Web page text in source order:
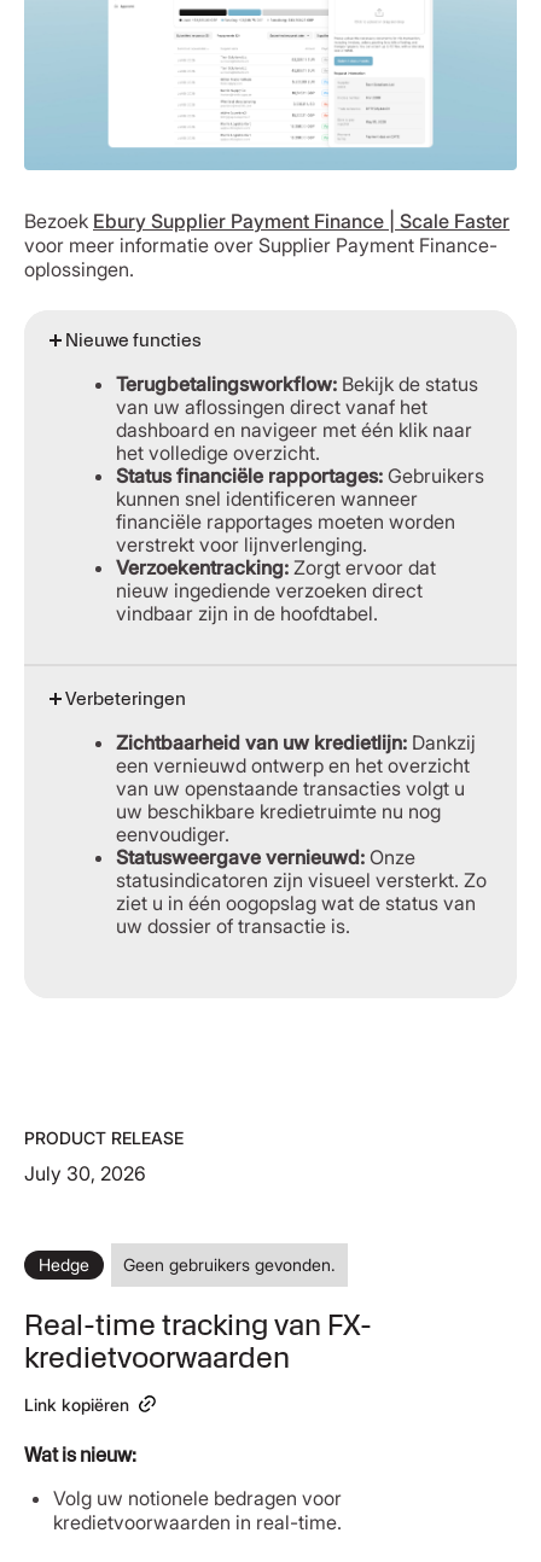
Bezoek Ebury Supplier Payment Finance | Scale Faster
voor meer informatie over Supplier Payment Finance-
oplossingen.
Nieuwe functies
Terugbetalingsworkflow: Bekijk de status
van uw aflossingen direct vanaf het
dashboard en navigeer met één klik naar
het volledige overzicht.
Status financiële rapportages: Gebruikers
kunnen snel identificeren wanneer
financiële rapportages moeten worden
verstrekt voor lijnverlenging.
Verzoekentracking: Zorgt ervoor dat
nieuw ingediende verzoeken direct
vindbaar zijn in de hoofdtabel.
Verbeteringen
Zichtbaarheid van uw kredietlijn: Dankzij
een vernieuwd ontwerp en het overzicht
van uw openstaande transacties volgt u
uw beschikbare kredietruimte nu nog
eenvoudiger.
Statusweergave vernieuwd: Onze
statusindicatoren zijn visueel versterkt. Zo
ziet u in één oogopslag wat de status van
uw dossier of transactie is.
PRODUCT RELEASE
July 30, 2026
Hedge Geen gebruikers gevonden.
Real-time tracking van FX-
kredietvoorwaarden
Link kopiëren
Wat is nieuw:
Volg uw notionele bedragen voor
kredietvoorwaarden in real-time.